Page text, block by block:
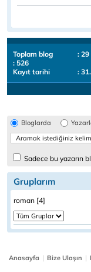
Toplam blog
: 29
: 526
Kayıt tarihi
:
Bloglarda
Sadece bu yazarın
Gruplarım
roman [4]
Anasayfa | Bize Ulaşın |